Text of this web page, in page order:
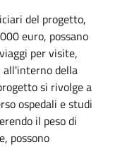
del progetto,
euro, possano
per visite,
della
si rivolge a
ospedali e studi
il peso di
possono